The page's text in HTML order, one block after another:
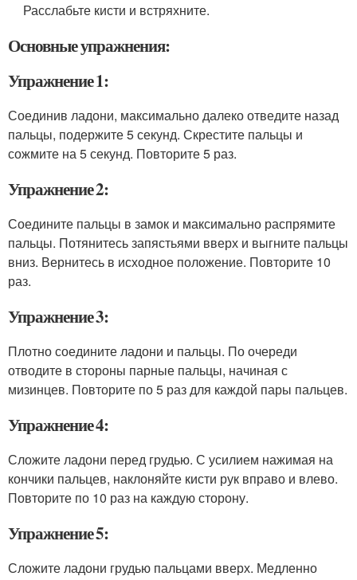
Расслабьте кисти и встряхните.
Основные упражнения:
Упражнение 1:
Соединив ладони, максимально далеко отведите назад
пальцы, подержите 5 секунд. Скрестите пальцы и
сожмите на 5 секунд. Повторите 5 раз.
Упражнение 2:
Соедините пальцы в замок и максимально распрямите
пальцы. Потянитесь запястьями вверх и выгните пальцы
вниз. Вернитесь в исходное положение. Повторите 10
раз.
Упражнение 3:
Плотно соедините ладони и пальцы. По очереди
отводите в стороны парные пальцы, начиная с
мизинцев. Повторите по 5 раз для каждой пары пальцев.
Упражнение 4:
Сложите ладони перед грудью. С усилием нажимая на
кончики пальцев, наклоняйте кисти рук вправо и влево.
Повторите по 10 раз на каждую сторону.
Упражнение 5:
Сложите ладони грудью пальцами вверх. Медленно